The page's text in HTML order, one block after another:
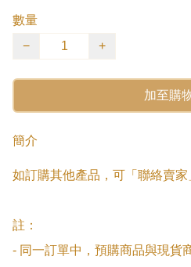
數量
−
+
加至購
簡介
如訂購其他產品，可「聯絡賣家
註：
- 同一訂單中，預購商品與現貨